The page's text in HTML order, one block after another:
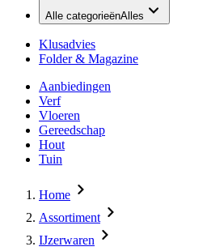
Alle categorieënAlles
Klusadvies
Folder & Magazine
Aanbiedingen
Verf
Vloeren
Gereedschap
Hout
Tuin
Home
Assortiment
IJzerwaren